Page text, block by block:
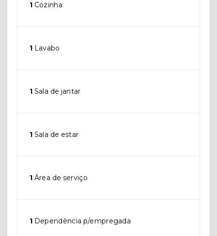
1 Cozinha
1 Lavabo
1 Sala de jantar
1 Sala de estar
1 Área de serviço
1 Dependência p/empregada